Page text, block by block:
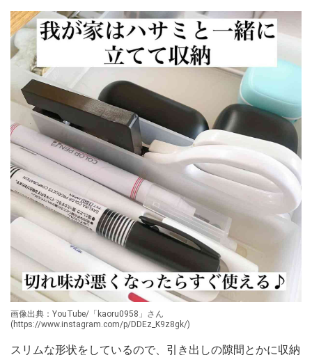
画像出典：YouTube/「kaoru0958」さん
(https://www.instagram.com/p/DDEz_K9z8gk/)
スリムな形状をしているので、引き出しの隙間とかに収納